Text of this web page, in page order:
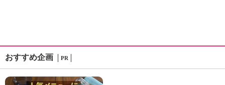
おすすめ企画 PR